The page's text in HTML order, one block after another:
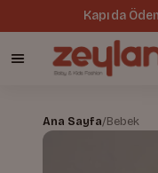
Kapıda
Ana Sayfa/Bebek